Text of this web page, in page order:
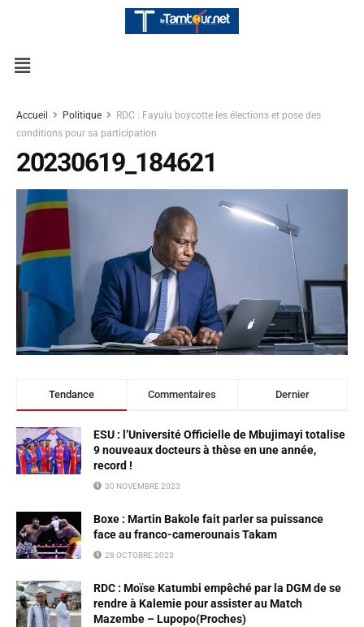
Accueil Politique
RDC : Fayulu boycotte les élections et pose des
conditions pour sa participation
20230619_184621
Tendance Commentaires Dernier
ESU : l’Université Officielle de Mbujimayi totalise
9 nouveaux docteurs à thèse en une année,
record !
30 NOVEMBRE 2023
Boxe : Martin Bakole fait parler sa puissance
face au franco-camerounais Takam
28 OCTOBRE 2023
RDC : Moïse Katumbi empêché par la DGM de se
rendre à Kalemie pour assister au Match
Mazembe – Lupopo(Proches)